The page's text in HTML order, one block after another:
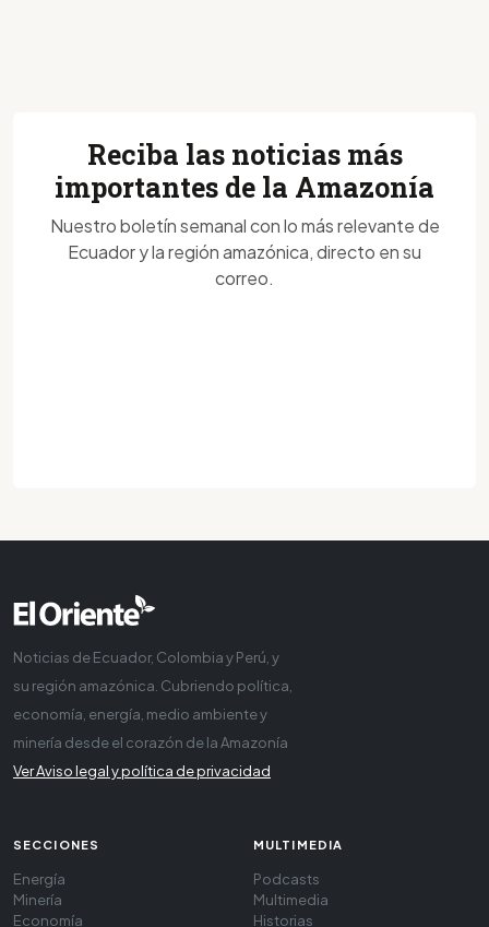
Reciba las noticias más
importantes de la Amazonía
Nuestro boletín semanal con lo más relevante de
Ecuador y la región amazónica, directo en su
correo.
Noticias de Ecuador, Colombia y Perú, y
su región amazónica. Cubriendo política,
economía, energía, medio ambiente y
minería desde el corazón de la Amazonía
Ver Aviso legal y política de privacidad
SECCIONES
Energía
Minería
Economía
MULTIMEDIA
Podcasts
Multimedia
Historias